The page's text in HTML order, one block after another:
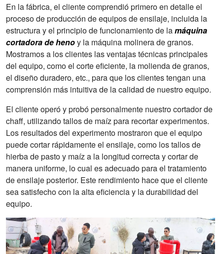
En la fábrica, el cliente comprendió primero en detalle el
proceso de producción de equipos de ensilaje, incluida la
estructura y el principio de funcionamiento de lamáquina
cortadora de henoy la máquina molinera de granos.
Mostramos a los clientes las ventajas técnicas principales
del equipo, como el corte eficiente, la molienda de granos,
el diseño duradero, etc., para que los clientes tengan una
comprensión más intuitiva de la calidad de nuestro equipo.
El cliente operó y probó personalmente nuestro cortador de
chaff, utilizando tallos de maíz para recortar experimentos.
Los resultados del experimento mostraron que el equipo
puede cortar rápidamente el ensilaje, como los tallos de
hierba de pasto y maíz a la longitud correcta y cortar de
manera uniforme, lo cual es adecuado para el tratamiento
de ensilaje posterior. Este rendimiento hace que el cliente
sea satisfecho con la alta eficiencia y la durabilidad del
equipo.